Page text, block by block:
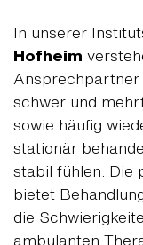
In unserer
Hofheim
Ansprechpartner
schwer und
sowie häufig
stationär
stabil fühlen. Die
bietet
die
ambulanten